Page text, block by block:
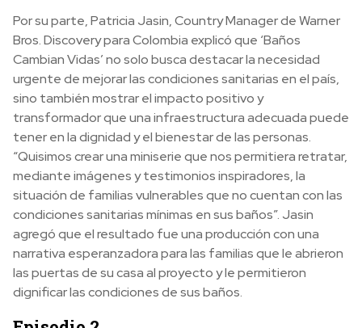
Por su parte, Patricia Jasin, Country Manager de Warner
Bros. Discovery para Colombia explicó que ‘Baños
Cambian Vidas’ no solo busca destacar la necesidad
urgente de mejorar las condiciones sanitarias en el país,
sino también mostrar el impacto positivo y
transformador que una infraestructura adecuada puede
tener en la dignidad y el bienestar de las personas.
“Quisimos crear una miniserie que nos permitiera retratar,
mediante imágenes y testimonios inspiradores, la
situación de familias vulnerables que no cuentan con las
condiciones sanitarias mínimas en sus baños”. Jasin
agregó que el resultado fue una producción con una
narrativa esperanzadora para las familias que le abrieron
las puertas de su casa al proyecto y le permitieron
dignificar las condiciones de sus baños.